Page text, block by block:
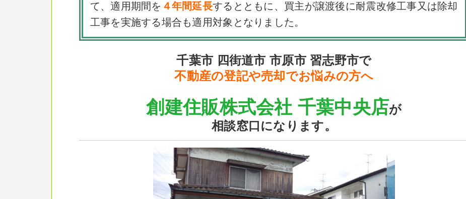
て、適用期間を ４年間延長するとともに、買主が譲渡後に耐震改修工事又は除却
工事を実施する場合も適用対象となりました。
千葉市 四街道市 市原市 習志野市で
不動産の登記や売却でお悩みの方へ
創建住販株式会社 千葉中央店が
相談窓口になります。